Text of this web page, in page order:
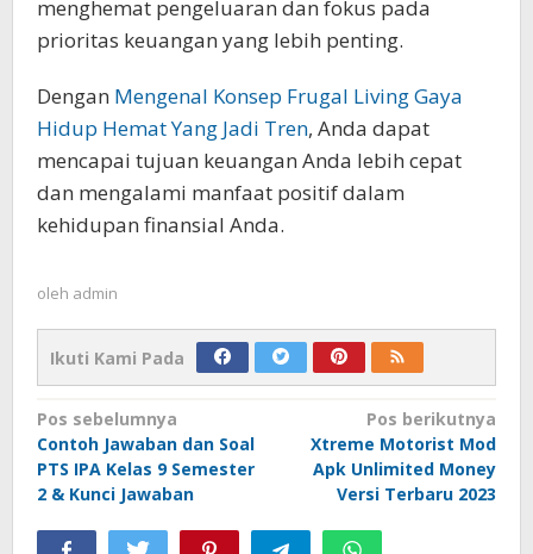
menghemat pengeluaran dan fokus pada
prioritas keuangan yang lebih penting.
Dengan Mengenal Konsep Frugal Living Gaya
Hidup Hemat Yang Jadi Tren, Anda dapat
mencapai tujuan keuangan Anda lebih cepat
dan mengalami manfaat positif dalam
kehidupan finansial Anda.
oleh admin
Ikuti Kami Pada
Navigasi
pos
Pos sebelumnya
Contoh Jawaban dan Soal
PTS IPA Kelas 9 Semester
2 & Kunci Jawaban
Pos berikutnya
Xtreme Motorist Mod
Apk Unlimited Money
Versi Terbaru 2023